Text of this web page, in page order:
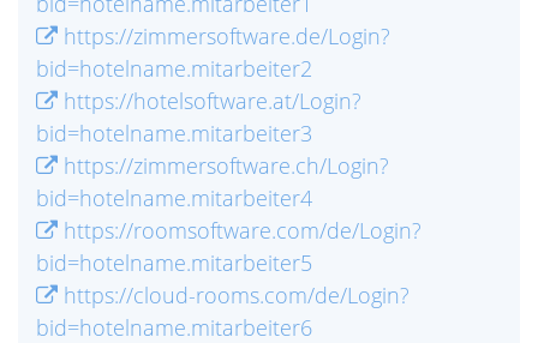
https://zimmersoftware.de/Login?
bid=hotelname.mitarbeiter2
https://hotelsoftware.at/Login?
bid=hotelname.mitarbeiter3
https://zimmersoftware.ch/Login?
bid=hotelname.mitarbeiter4
https://roomsoftware.com/de/Login?
bid=hotelname.mitarbeiter5
https://cloud-rooms.com/de/Login?
bid=hotelname.mitarbeiter6